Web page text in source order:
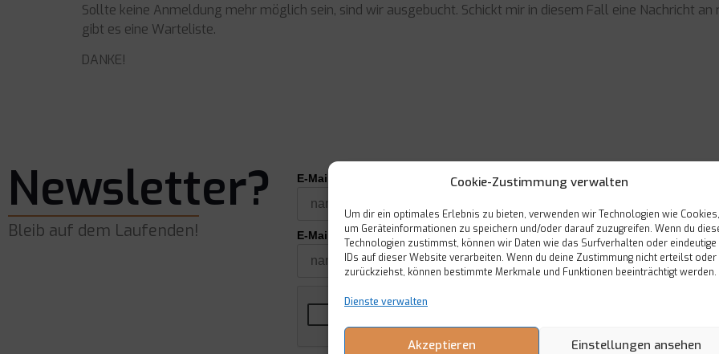
Cookie-Zustimmung verwalten
Um dir ein optimales Erlebnis zu bieten, verwenden wir Technologien wie Cookies,
um Geräteinformationen zu speichern und/oder darauf zuzugreifen. Wenn du
Technologien zustimmst, können wir Daten wie das Surfverhalten oder eindeutige
IDs auf dieser Website verarbeiten. Wenn du deine Zustimmung nicht erteilst oder
zurückziehst, können bestimmte Merkmale und Funktionen beeinträchtigt werden.
Dienste verwalten
Akzeptieren Einstellungen ansehen
Sollte keine Anmeldung mehr möglich sein, sind wir ausgebucht. Schickt mir in diesem Fall eine Nachricht
gibt es eine Warteliste.
DANKE!
Newsletter?
Bleib auf dem Laufenden!
E-Mail*
E-Mail wiederholen*